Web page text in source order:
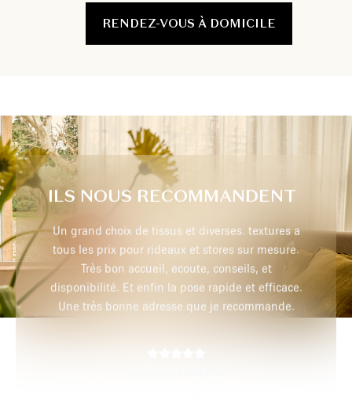
RENDEZ-VOUS À DOMICILE
ILS NOUS RECOMMANDENT
a
et
Très professionnel, je recommande
29 juillet 2026